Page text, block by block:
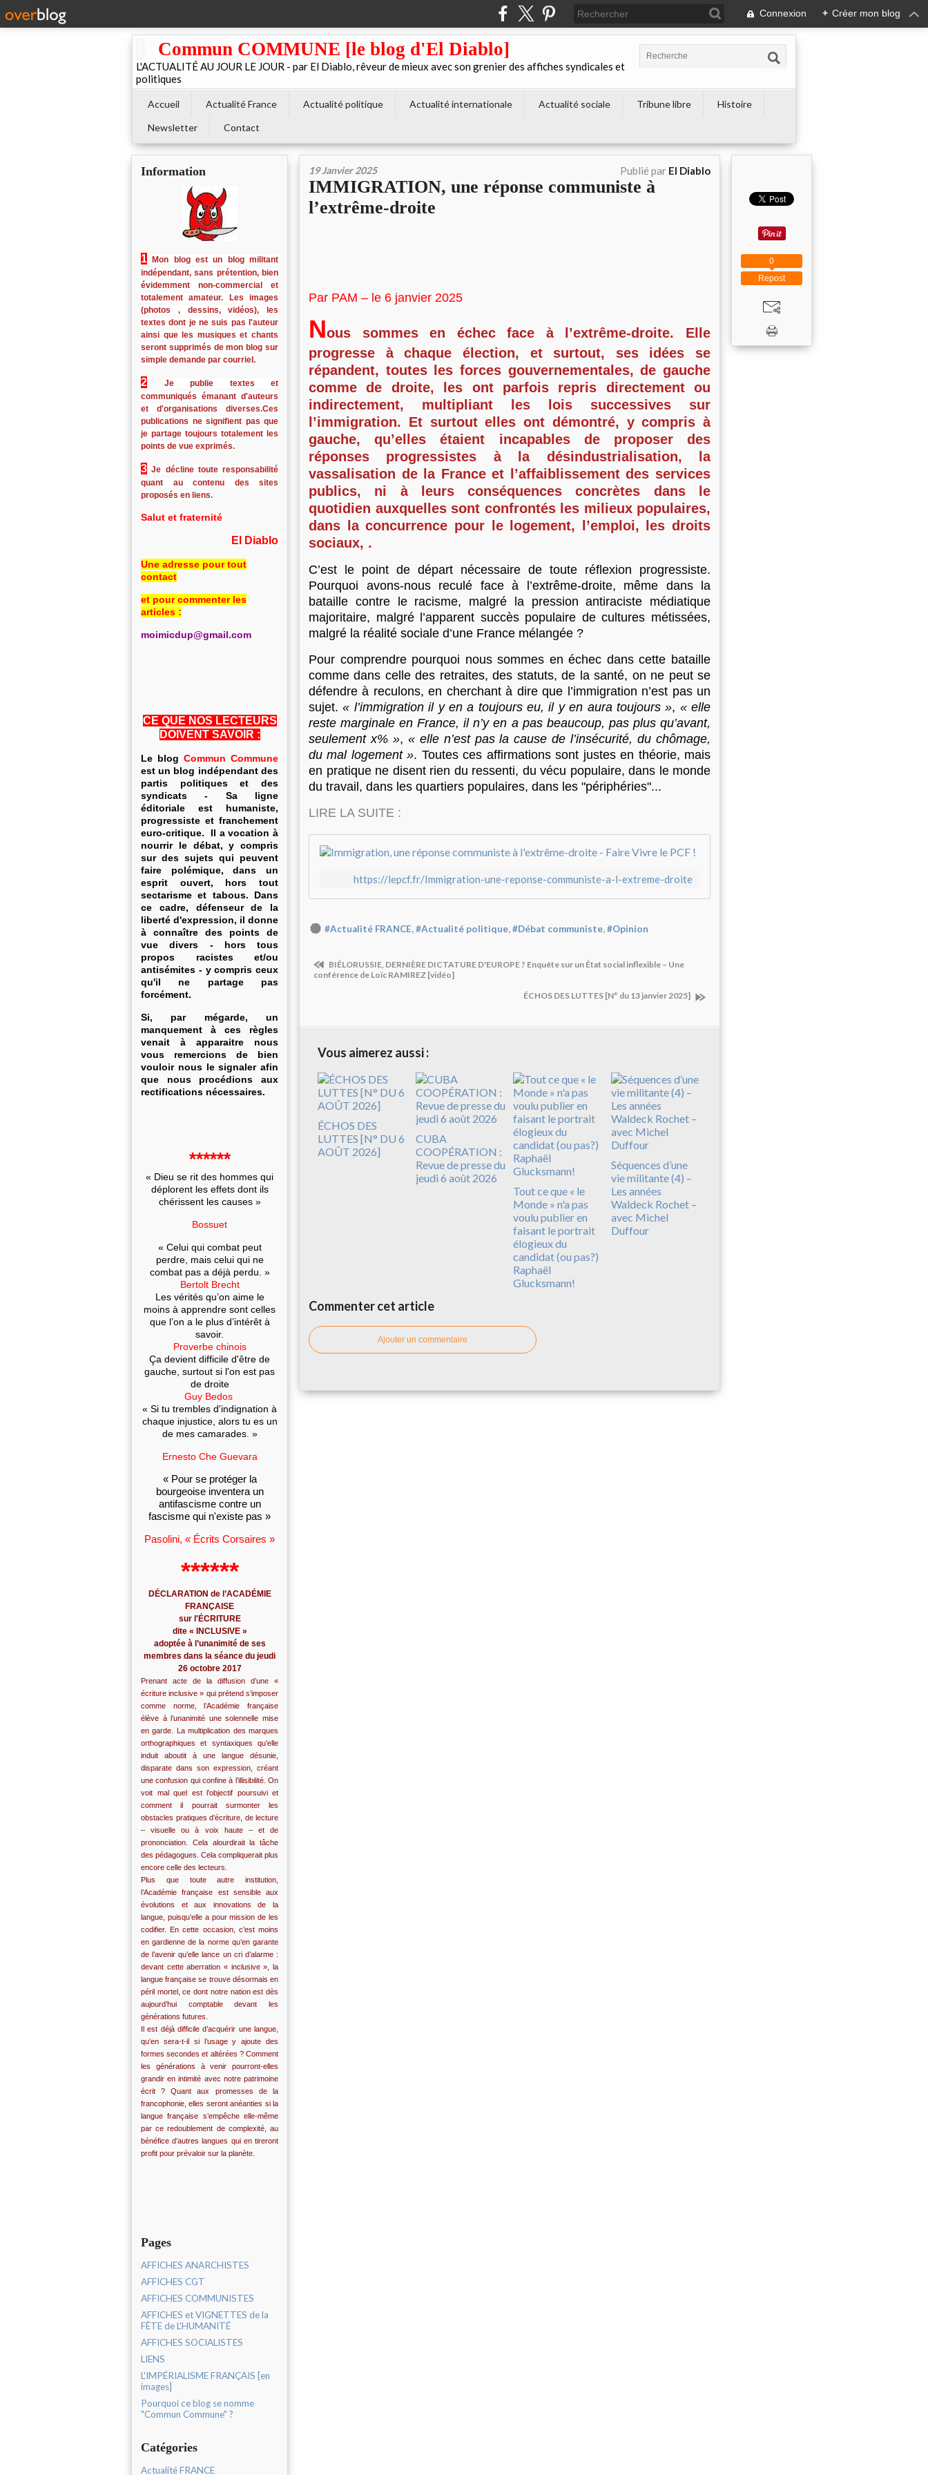
Connexion + Créer mon blog
Commun COMMUNE [le blog d'El Diablo]
L'ACTUALITÉ AU JOUR LE JOUR - par El Diablo, rêveur de mieux avec son grenier des affiches syndicales et
politiques
Accueil Actualité France Actualité politique Actualité internationale Actualité sociale Tribune libre
Histoire
Newsletter
Contact
Information
1
Mon blog est un blog militant
indépendant, sans prétention, bien
évidemment non-commercial et
totalement amateur. Les images
(photos , dessins, vidéos), les
textes dont je ne suis pas l'auteur
ainsi que les musiques et chants
seront supprimés de mon blog sur
simple demande par courriel.
2
Je publie textes et
communiqués émanant d'auteurs
et d'organisations diverses.Ces
publications ne signifient pas que
je partage toujours totalement les
points de vue exprimés.
3 Je décline toute responsabilité
quant au contenu des sites
proposés en liens.
Salut et fraternité
El Diablo
Une adresse pour tout
contact
et pour commenter les
articles :
moimicdup@gmail.com
CE QUE NOS LECTEURS
DOIVENT SAVOIR :
Le blog Commun Commune
est un blog indépendant des
partis politiques et des
syndicats - Sa ligne
éditoriale est humaniste,
progressiste et franchement
euro-critique. Il a vocation à
nourrir le débat, y compris
sur des sujets qui peuvent
faire polémique, dans un
esprit ouvert, hors tout
sectarisme et tabous. Dans
ce cadre, défenseur de la
liberté d'expression, il donne
à connaître des points de
vue divers - hors tous
propos racistes et/ou
antisémites - y compris ceux
qu'il ne partage pas
forcément.
Si, par mégarde, un
manquement à ces règles
venait à apparaitre nous
vous remercions de bien
vouloir nous le signaler afin
que nous procédions aux
rectifications nécessaires.
******
« Dieu se rit des hommes qui
déplorent les effets dont ils
chérissent les causes »
Bossuet
« Celui qui combat peut
perdre, mais celui qui ne
combat pas a déjà perdu. »
Bertolt Brecht
Les vérités qu’on aime le
moins à apprendre sont celles
que l’on a le plus d’intérêt à
savoir.
Proverbe chinois
Ça devient difficile d'être de
gauche, surtout si l'on est pas
de droite
Guy Bedos
« Si tu trembles d'indignation à
chaque injustice, alors tu es un
de mes camarades. »
Ernesto Che Guevara
« Pour se protéger la
bourgeoise inventera un
antifascisme contre un
fascisme qui n'existe pas »
Pasolini, « Écrits Corsaires »
******
DÉCLARATION de l’ACADÉMIE
FRANÇAISE
sur l'ÉCRITURE
dite « INCLUSIVE »
adoptée à l’unanimité de ses
membres dans la séance du jeudi
26 octobre 2017
Prenant acte de la diffusion d’une «
écriture inclusive » qui prétend s’imposer
comme norme, l’Académie française
élève à l’unanimité une solennelle mise
en garde. La multiplication des marques
orthographiques et syntaxiques qu’elle
induit aboutit à une langue désunie,
disparate dans son expression, créant
une confusion qui confine à l’illisibilité. On
voit mal quel est l’objectif poursuivi et
comment il pourrait surmonter les
obstacles pratiques d’écriture, de lecture
– visuelle ou à voix haute – et de
prononciation. Cela alourdirait la tâche
des pédagogues. Cela compliquerait plus
encore celle des lecteurs.
Plus que toute autre institution,
l’Académie française est sensible aux
évolutions et aux innovations de la
langue, puisqu’elle a pour mission de les
codifier. En cette occasion, c’est moins
en gardienne de la norme qu’en garante
de l’avenir qu’elle lance un cri d’alarme :
devant cette aberration « inclusive », la
langue française se trouve désormais en
péril mortel, ce dont notre nation est dès
aujourd’hui comptable devant les
générations futures.
Il est déjà difficile d’acquérir une langue,
qu’en sera-t-il si l’usage y ajoute des
formes secondes et altérées ? Comment
les générations à venir pourront-elles
grandir en intimité avec notre patrimoine
écrit ? Quant aux promesses de la
francophonie, elles seront anéanties si la
langue française s’empêche elle-même
par ce redoublement de complexité, au
bénéfice d’autres langues qui en tireront
profit pour prévaloir sur la planète.
Pages
AFFICHES ANARCHISTES
AFFICHES CGT
AFFICHES COMMUNISTES
AFFICHES et VIGNETTES de la
FÊTE de L'HUMANITÉ
AFFICHES SOCIALISTES
LIENS
L'IMPÉRIALISME FRANÇAIS [en
images]
Pourquoi ce blog se nomme
"Commun Commune" ?
Catégories
Actualité FRANCE
19 Janvier 2025 Publié par El Diablo
IMMIGRATION, une réponse communiste à
l’extrême-droite
Par PAM – le 6 janvier 2025
Nous sommes en échec face à l’extrême-droite. Elle
progresse à chaque élection, et surtout, ses idées se
répandent, toutes les forces gouvernementales, de gauche
comme de droite, les ont parfois repris directement ou
indirectement, multipliant les lois successives sur
l’immigration. Et surtout elles ont démontré, y compris à
gauche, qu’elles étaient incapables de proposer des
réponses progressistes à la désindustrialisation, la
vassalisation de la France et l’affaiblissement des services
publics, ni à leurs conséquences concrètes dans le
quotidien auxquelles sont confrontés les milieux populaires,
dans la concurrence pour le logement, l’emploi, les droits
sociaux, .
C’est le point de départ nécessaire de toute réflexion progressiste.
Pourquoi avons-nous reculé face à l’extrême-droite, même dans la
bataille contre le racisme, malgré la pression antiraciste médiatique
majoritaire, malgré l’apparent succès populaire de cultures métissées,
malgré la réalité sociale d’une France mélangée ?
Pour comprendre pourquoi nous sommes en échec dans cette bataille
comme dans celle des retraites, des statuts, de la santé, on ne peut se
défendre à reculons, en cherchant à dire que l’immigration n’est pas un
sujet.« l’immigration il y en a toujours eu, il y en aura toujours », « elle
reste marginale en France, il n’y en a pas beaucoup, pas plus qu’avant,
seulement x% », « elle n’est pas la cause de l’insécurité, du chômage,
du mal logement ». Toutes ces affirmations sont justes en théorie, mais
en pratique ne disent rien du ressenti, du vécu populaire, dans le monde
du travail, dans les quartiers populaires, dans les "périphéries"...
LIRE LA SUITE :
https://lepcf.fr/Immigration-une-reponse-communiste-a-l-extreme-droite
#Actualité FRANCE,#Actualité politique,#Débat communiste,#Opinion
BIÉLORUSSIE, DERNIÈRE DICTATURE D'EUROPE ? Enquête sur un État social inflexible – Une
conférence de Loïc RAMIREZ [vidéo]
ÉCHOS DES LUTTES [N° du 13 janvier 2025]
Vous aimerez aussi :
ÉCHOS DES
LUTTES [N° DU 6
AOÛT 2026]
CUBA
COOPÉRATION :
Revue de presse du
jeudi 6 août 2026
Tout ce que « le
Monde » n'a pas
voulu publier en
faisant le portrait
élogieux du
candidat (ou pas?)
Raphaël
Glucksmann!
Séquences d’une
vie militante (4) –
Les années
Waldeck Rochet –
avec Michel
Duffour
Commenter cet article
Ajouter un commentaire
Repost
0